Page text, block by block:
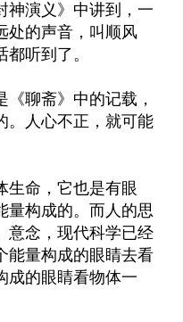
神演义》中讲到，一
处的声音，叫顺风
听到了。
聊斋》中的记载，
。人心不正，就可能
生命，它也是有眼
量构成的。而人的思
意念，现代科学已经
能量构成的眼睛去看
成的眼睛看物体一